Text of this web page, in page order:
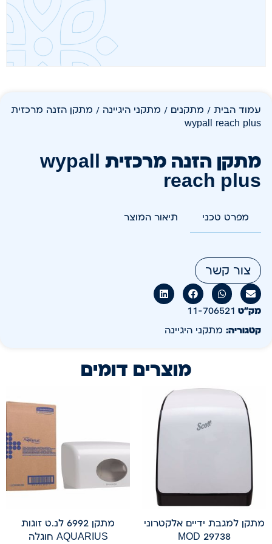
עמוד הבית / מתקנים / מתקני היגיינה / מתקן הזנה מרכזית
wypall reach plus
מתקן הזנה מרכזית wypall
reach plus
מפרט טכני תיאור המוצר
צור קשר
מק״ט 11-706521
קטגוריה: מתקני היגיינה
מוצרים דומים
מתקן למגבת ידיים אלקטרוני
MOD 29738
מתקן 6992 לנ.ט זוגות
AQUARIUS חוגלה